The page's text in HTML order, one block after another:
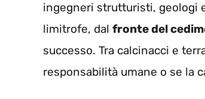
ingegneri strutturisti, geologi
limitrofe, dal fronte del
successo. Tra calcinacci e
responsabilità umane o se la